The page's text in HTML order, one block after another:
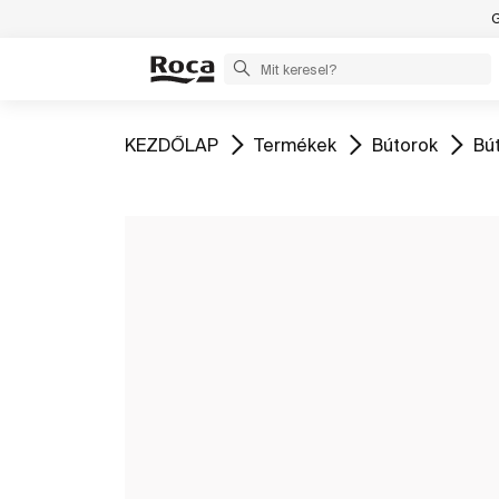
Ugrás
KEZDŐLAP Ugrás
Termékek Ugrás
Bútorok